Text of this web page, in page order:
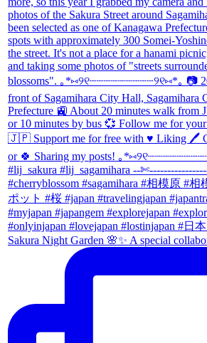
Sakura Night Garden 🌸✨ A special